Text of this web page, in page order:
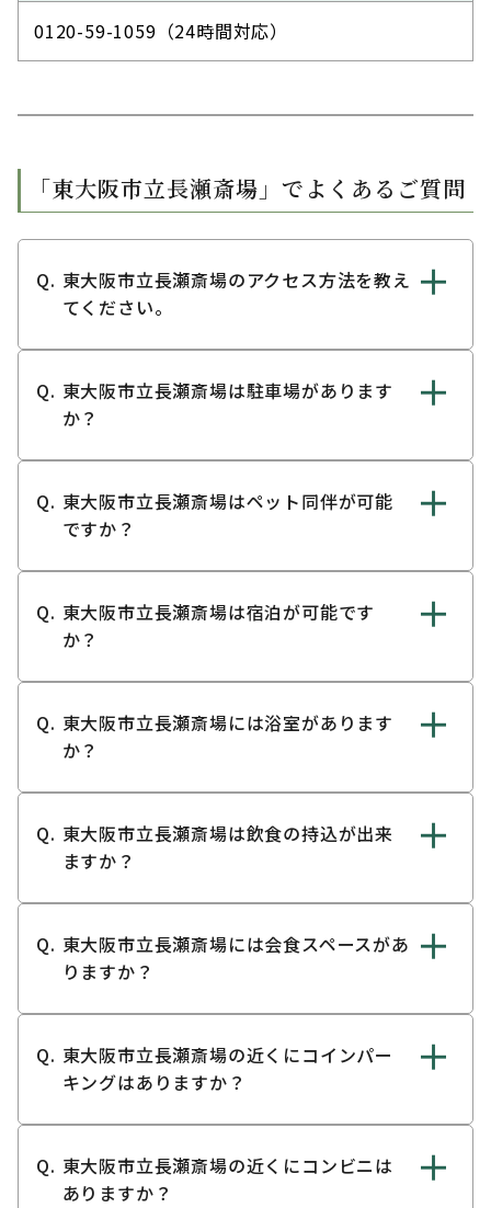
0120-59-1059（24時間対応）
「東大阪市立長瀬斎場」でよくあるご質問
東大阪市立長瀬斎場のアクセス方法を教え
てください。
東大阪市立長瀬斎場は駐車場があります
か？
東大阪市立長瀬斎場はペット同伴が可能
ですか？
東大阪市立長瀬斎場は宿泊が可能です
か？
東大阪市立長瀬斎場には浴室があります
か？
東大阪市立長瀬斎場は飲食の持込が出来
ますか？
東大阪市立長瀬斎場には会食スペースがあ
りますか？
東大阪市立長瀬斎場の近くにコインパー
キングはありますか？
東大阪市立長瀬斎場の近くにコンビニは
ありますか？